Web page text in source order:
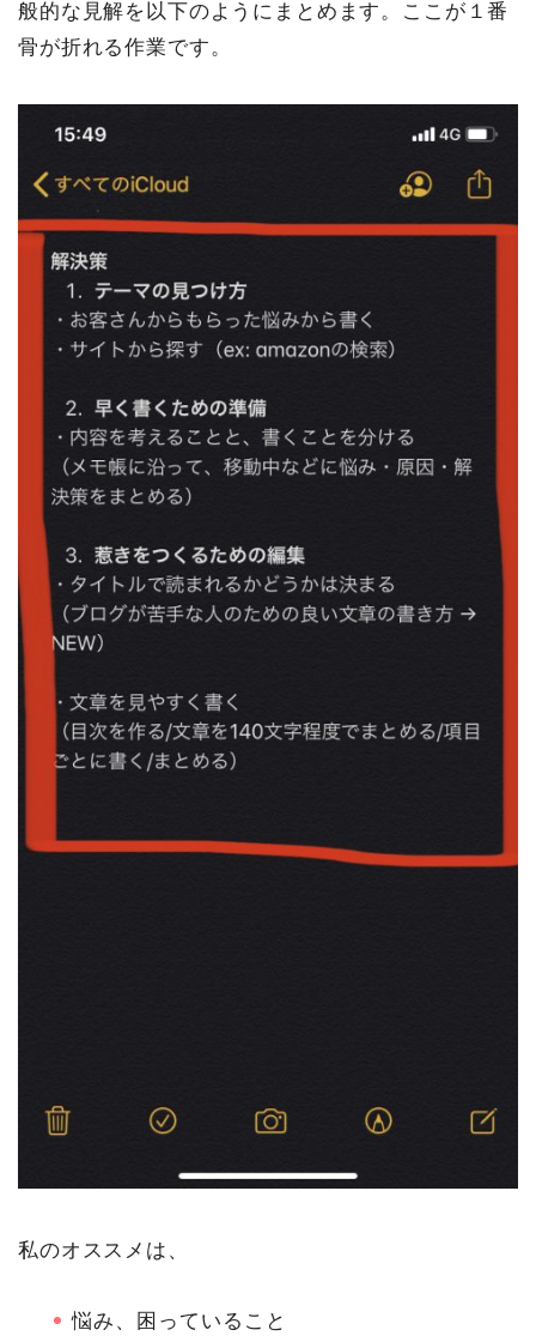
般的な見解を以下のようにまとめます。ここが１番
骨が折れる作業です。
私のオススメは、
悩み、困っていること